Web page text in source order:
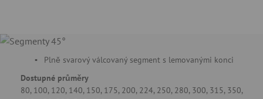
Plně svarový válcovaný segment s lemovanými konci
Dostupné průměry
80, 100, 120, 140, 150, 175, 200, 224, 250, 280, 300, 315, 350,